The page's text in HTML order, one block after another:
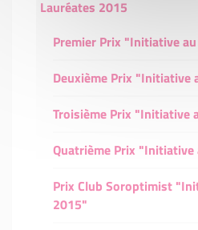
Lauréates 2015
Premier Prix "Initiative
Deuxième Prix "Initiative
Troisième Prix "Initiative
Quatrième Prix
Prix Club Soroptimist
2015"